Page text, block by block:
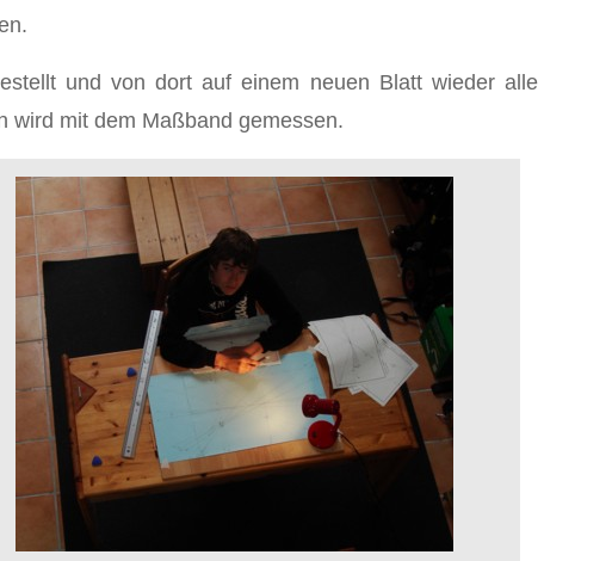
und von dort auf einem neuen Blatt wieder alle
wird mit dem Maßband gemessen.